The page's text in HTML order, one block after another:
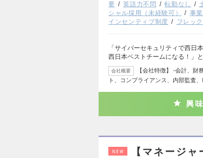
要
英語力不問 転勤なし
シャル採用（未経験可）
事
インセンティブ制度
フレッ
「サイバーセキュリティで西日
西日本ベストチームになる！」
会社概要
【会社特徴】 ‐会計、
ト、コンプライアンス、内部監査
興
NEW
【マネージ